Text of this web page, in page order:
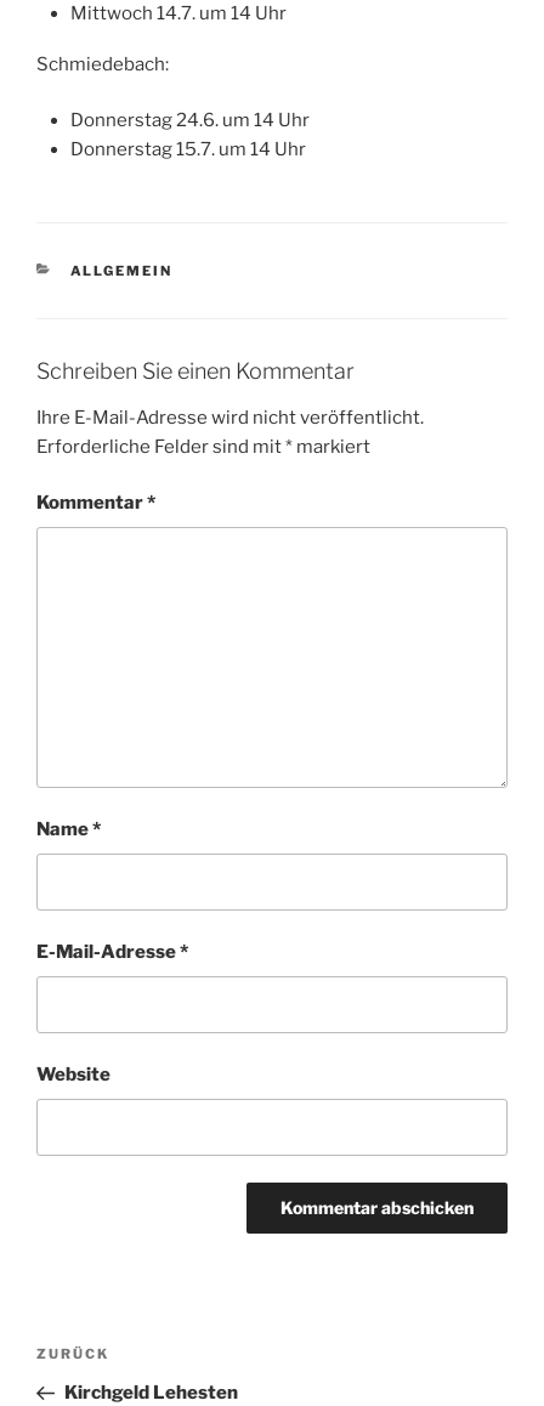
Mittwoch 14.7. um 14 Uhr
Schmiedebach:
Donnerstag 24.6. um 14 Uhr
Donnerstag 15.7. um 14 Uhr
KATEGORIEN
ALLGEMEIN
Schreiben Sie einen Kommentar
Ihre E-Mail-Adresse wird nicht veröffentlicht.
Erforderliche Felder sind mit* markiert
Kommentar*
Name*
E-Mail-Adresse*
Website
Beitragsnavigation
Vorheriger
Beitrag
ZURÜCK
Kirchgeld Lehesten